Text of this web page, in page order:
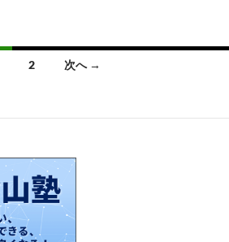
y
n
2 次へ →